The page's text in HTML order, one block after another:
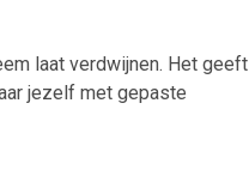
laat verdwijnen. Het geeft
jezelf met gepaste